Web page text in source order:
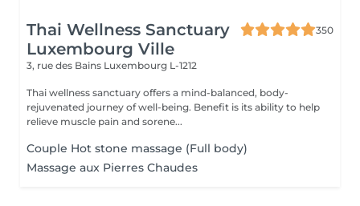
Thai Wellness Sanctuary
Luxembourg Ville
350
3, rue des Bains Luxembourg L-1212
Thai wellness sanctuary offers a mind-balanced, body-
rejuvenated journey of well-being. Benefit is its ability to help
relieve muscle pain and sorene...
Couple Hot stone massage (Full body)
Massage aux Pierres Chaudes